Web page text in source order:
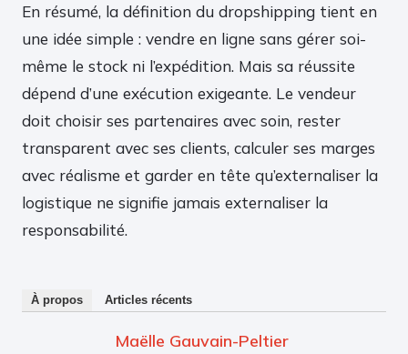
En résumé, la définition du dropshipping tient en
une idée simple : vendre en ligne sans gérer soi-
même le stock ni l’expédition. Mais sa réussite
dépend d’une exécution exigeante. Le vendeur
doit choisir ses partenaires avec soin, rester
transparent avec ses clients, calculer ses marges
avec réalisme et garder en tête qu’externaliser la
logistique ne signifie jamais externaliser la
responsabilité.
À propos Articles récents
Maëlle Gauvain-Peltier